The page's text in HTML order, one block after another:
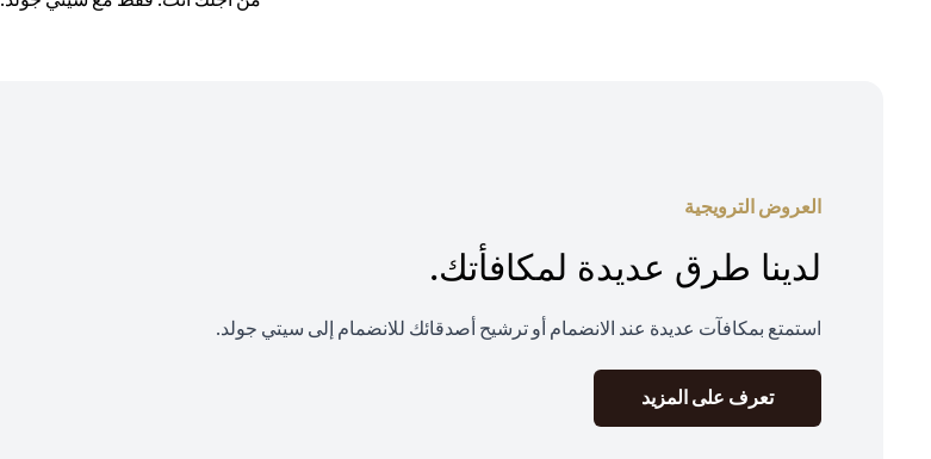
العروض الترويجية
لدينا طرق عديدة لمكافأتك.
استمتع بمكافآت عديدة عند الانضمام أو ترشيح أصدقائك للانضمام إلى سيتي جولد.
تعرف على المزيد